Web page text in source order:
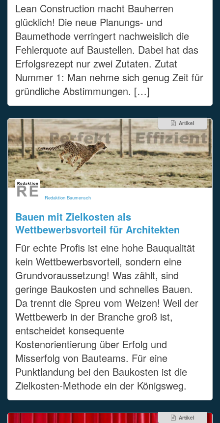
Lean Construction macht Bauherren
glücklich! Die neue Planungs- und
Baumethode verringert nachweislich die
Fehlerquote auf Baustellen. Dabei hat das
Erfolgsrezept nur zwei Zutaten. Zutat
Nummer 1: Man nehme sich genug Zeit für
gründliche Abstimmungen. […]
Artikel
Redaktion Baumensch
Bauen mit Zielkosten als
Wettbewerbsvorteil für Architekten
Für echte Profis ist eine hohe Bauqualität
kein Wettbewerbsvorteil, sondern eine
Grundvoraussetzung! Was zählt, sind
geringe Baukosten und schnelles Bauen.
Da trennt die Spreu vom Weizen! Weil der
Wettbewerb in der Branche groß ist,
entscheidet konsequente
Kostenorientierung über Erfolg und
Misserfolg von Bauteams. Für eine
Punktlandung bei den Baukosten ist die
Zielkosten-Methode ein der Königsweg.
Artikel